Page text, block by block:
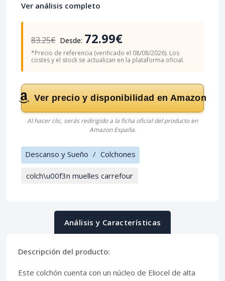
Ver análisis completo
83.25€ Desde: 72.99€
*Precio de referencia (verificado el 08/08/2026). Los
costes y el stock se actualizan en la plataforma oficial.
Ver precio y disponibilidad en Amazon
Al hacer clic, serás redirigido a la ficha oficial del producto en
Amazon España.
Descanso y Sueño / Colchones
colch\u00f3n muelles carrefour
Análisis y Características
Descripción del producto:
Este colchón cuenta con un núcleo de Eliocel de alta